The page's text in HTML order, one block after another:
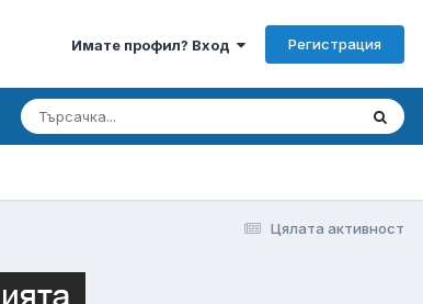
Имате профил? Вход Регистрация
Цялата активност